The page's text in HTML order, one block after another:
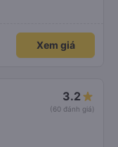
Xem giá
3.2
(60 đánh giá)